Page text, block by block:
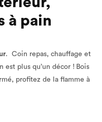
à pain
. Coin repas, chauffage et
est plus qu’un décor ! Bois
profitez de la flamme à